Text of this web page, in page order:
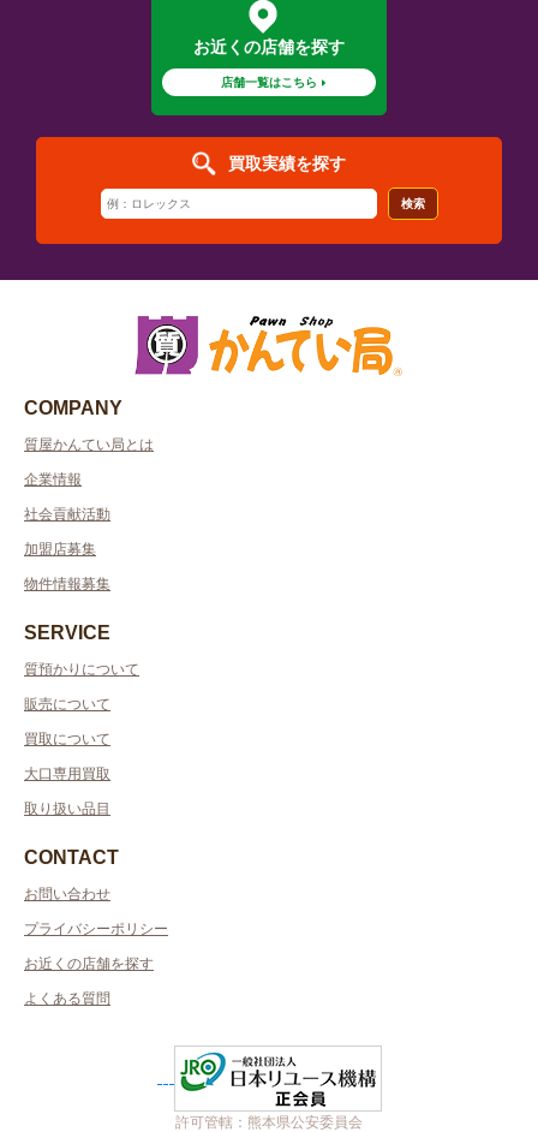
お近くの店舗を探す
店舗一覧はこちら
買取実績を探す
検索
COMPANY
質屋かんてい局とは
企業情報
社会貢献活動
加盟店募集
物件情報募集
SERVICE
質預かりについて
販売について
買取について
大口専用買取
取り扱い品目
CONTACT
お問い合わせ
プライバシーポリシー
お近くの店舗を探す
よくある質問
許可管轄：熊本県公安委員会